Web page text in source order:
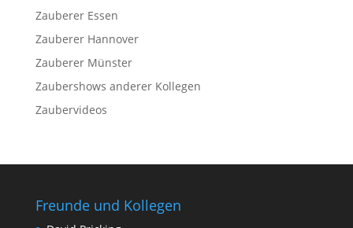
Zauberer Essen
Zauberer Hannover
Zauberer Münster
Zaubershows anderer Kollegen
Zaubervideos
Freunde und Kollegen